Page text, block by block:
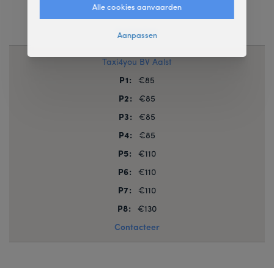
P8: €75
Contacteer
Taxi4you BV Aalst
P1:
€85
P2:
€85
P3:
€85
P4:
€85
P5:
€110
P6:
€110
P7:
€110
P8:
€130
Contacteer
Alle cookies aanvaarden
Aanpassen